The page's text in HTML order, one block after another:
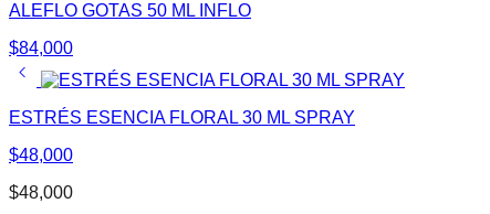
ALEFLO GOTAS 50 ML INFLO
$84,000
ESTRÉS ESENCIA FLORAL 30 ML SPRAY
$48,000
$48,000